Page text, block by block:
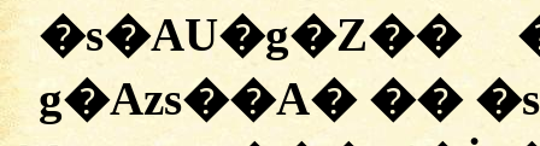
�s�AU�g�Z��
g�Azs��A� �� �